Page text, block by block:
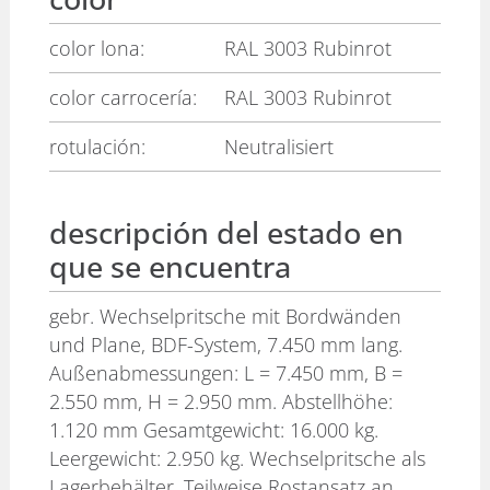
color lona:
RAL 3003 Rubinrot
color carrocería:
RAL 3003 Rubinrot
rotulación:
Neutralisiert
descripción del estado en
que se encuentra
gebr. Wechselpritsche mit Bordwänden
und Plane, BDF-System, 7.450 mm lang.
Außenabmessungen: L = 7.450 mm, B =
2.550 mm, H = 2.950 mm. Abstellhöhe:
1.120 mm Gesamtgewicht: 16.000 kg.
Leergewicht: 2.950 kg. Wechselpritsche als